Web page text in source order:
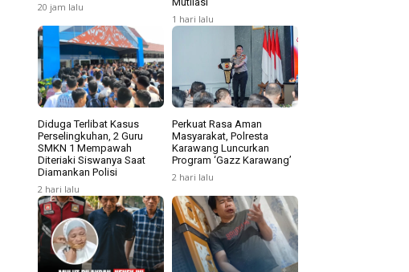
20 jam lalu
1 hari lalu
Diduga Terlibat Kasus
Perselingkuhan, 2 Guru
SMKN 1 Mempawah
Diteriaki Siswanya Saat
Diamankan Polisi
2 hari lalu
Perkuat Rasa Aman
Masyarakat, Polresta
Karawang Luncurkan
Program ‘Gazz Karawang’
2 hari lalu